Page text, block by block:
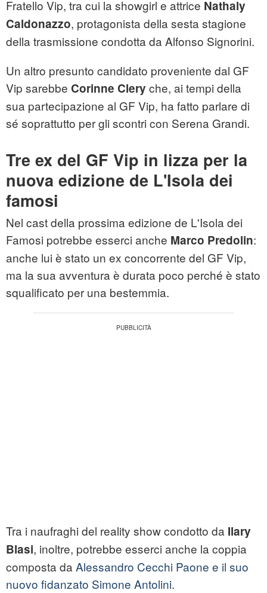
Fratello Vip, tra cui la showgirl e attrice Nathaly
Caldonazzo, protagonista della sesta stagione
della trasmissione condotta da Alfonso Signorini.
Un altro presunto candidato proveniente dal GF
Vip sarebbe Corinne Clery che, ai tempi della
sua partecipazione al GF Vip, ha fatto parlare di
sé soprattutto per gli scontri con Serena Grandi.
Tre ex del GF Vip in lizza per la
nuova edizione de L'Isola dei
famosi
Nel cast della prossima edizione de L'Isola dei
Famosi potrebbe esserci anche Marco Predolin:
anche lui è stato un ex concorrente del GF Vip,
ma la sua avventura è durata poco perché è stato
squalificato per una bestemmia.
Tra i naufraghi del reality show condotto da Ilary
Blasi, inoltre, potrebbe esserci anche la coppia
composta da Alessandro Cecchi Paone e il suo
nuovo fidanzato Simone Antolini.